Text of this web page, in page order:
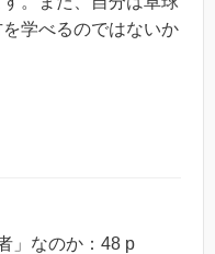
学べるのではないか
なのか：48 p